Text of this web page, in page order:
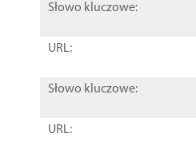
Słowo kluczowe:
URL:
Słowo kluczowe:
URL: